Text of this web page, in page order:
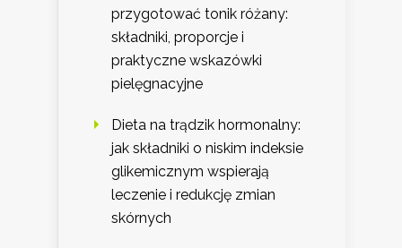
przygotować tonik różany:
składniki, proporcje i
praktyczne wskazówki
pielęgnacyjne
Dieta na trądzik hormonalny:
jak składniki o niskim indeksie
glikemicznym wspierają
leczenie i redukcję zmian
skórnych